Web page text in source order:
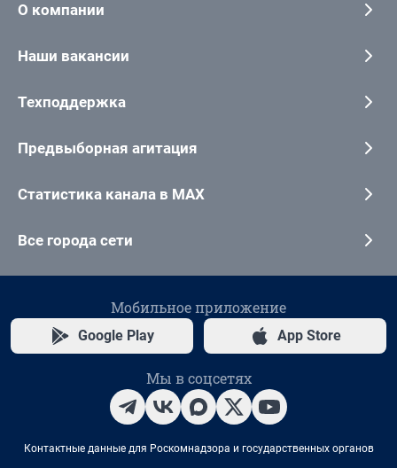
О компании
Наши вакансии
Техподдержка
Предвыборная агитация
Статистика канала в MAX
Все города сети
Мобильное приложение
Google Play App Store
Мы в соцсетях
Контактные данные для Роскомнадзора и государственных органов